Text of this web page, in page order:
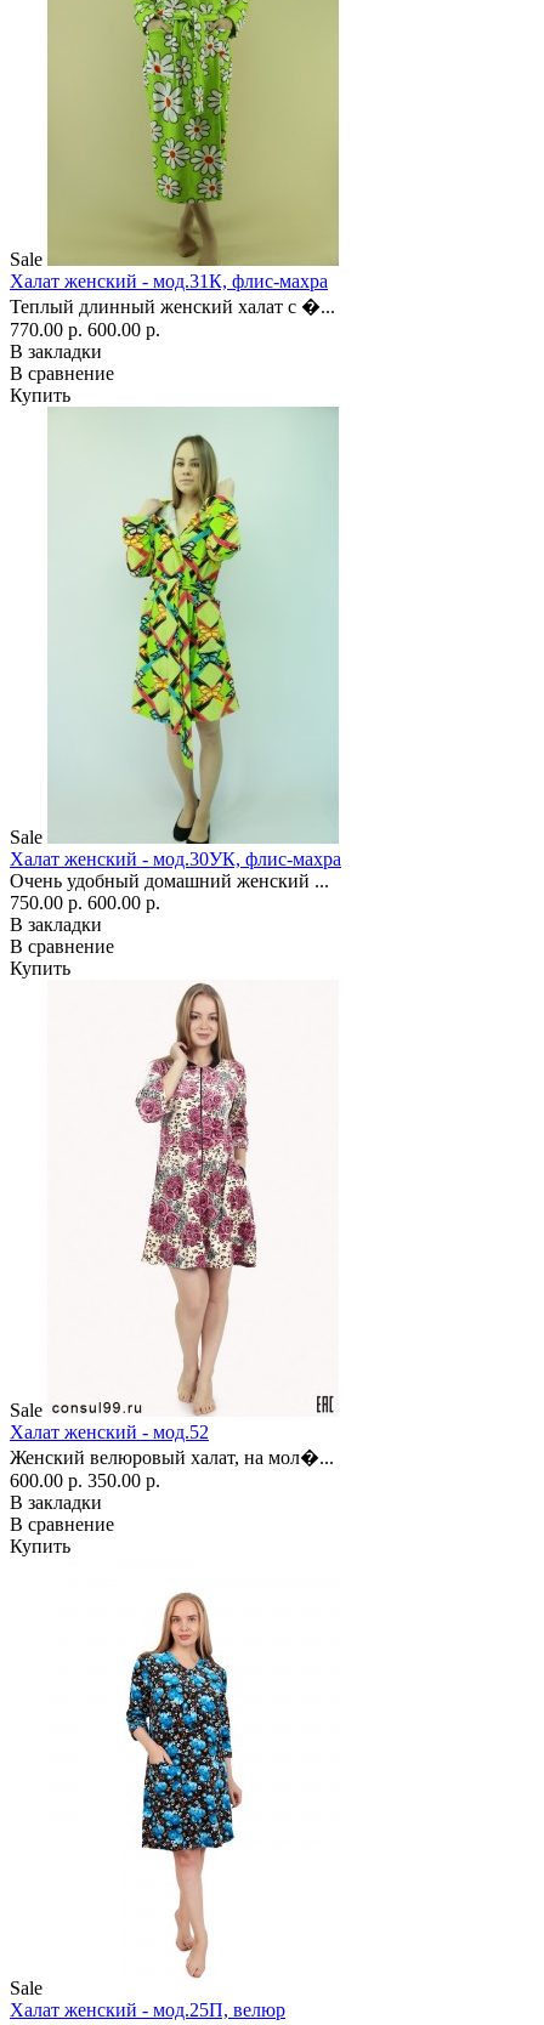
Sale
Халат женский - мод.31К, флис-махра
Теплый длинный женский халат с �...
770.00 р. 600.00 р.
В закладки
В сравнение
Купить
Sale
Халат женский - мод.30УК, флис-махра
Очень удобный домашний женский ...
750.00 р. 600.00 р.
В закладки
В сравнение
Купить
Sale
Халат женский - мод.52
Женский велюровый халат, на мол�...
600.00 р. 350.00 р.
В закладки
В сравнение
Купить
Sale
Халат женский - мод.25П, велюр